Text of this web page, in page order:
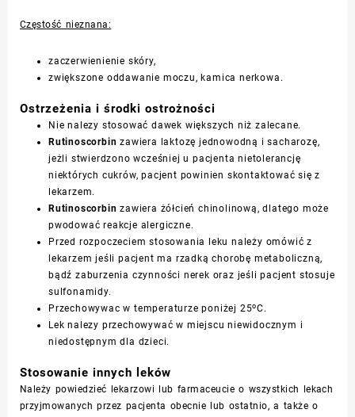
Częstość nieznana:
zaczerwienienie skóry,
zwiększone oddawanie moczu, kamica nerkowa.
Ostrzeżenia i środki ostrożności
Nie nalezy stosować dawek większych niż zalecane.
Rutinoscorbinzawiera laktozę jednowodną i sacharozę,
jeżli stwierdzono wcześniej u pacjenta nietolerancję
niektórych cukrów, pacjent powinien skontaktować się z
lekarzem.
Rutinoscorbin zawiera żółcień chinolinową, dlatego może
pwodować reakcje alergiczne.
Przed rozpoczeciem stosowania leku należy omówić z
lekarzem jeśli pacjent ma rzadką chorobę metaboliczną,
bądź zaburzenia czynności nerek oraz jeśli pacjent stosuje
sulfonamidy.
Przechowywac w temperaturze poniżej 25oC.
Lek nalezy przechowywać w miejscu niewidocznym i
niedostępnym dla dzieci.
Stosowanie innych leków
Należy powiedzieć lekarzowi lub farmaceucie o wszystkich lekach
przyjmowanych przez pacjenta obecnie lub ostatnio, a także o